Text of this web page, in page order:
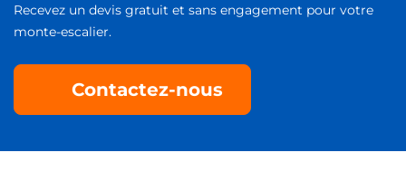
Recevez un devis gratuit et sans engagement pour votre
monte-escalier.
Contactez-nous